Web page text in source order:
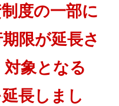
度の一部に
限が延長さ
象となる
長しまし